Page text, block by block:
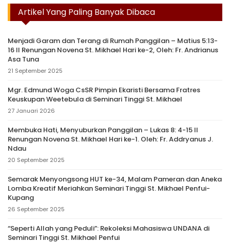
Artikel Yang Paling Banyak Dibaca
Menjadi Garam dan Terang di Rumah Panggilan – Matius 5:13-
16 II Renungan Novena St. Mikhael Hari ke-2, Oleh: Fr. Andrianus
Asa Tuna
21 September 2025
Mgr. Edmund Woga CsSR Pimpin Ekaristi Bersama Fratres
Keuskupan Weetebula di Seminari Tinggi St. Mikhael
27 Januari 2026
Membuka Hati, Menyuburkan Panggilan – Lukas 8: 4-15 II
Renungan Novena St. Mikhael Hari ke-1. Oleh: Fr. Addryanus J.
Ndau
20 September 2025
Semarak Menyongsong HUT ke-34, Malam Pameran dan Aneka
Lomba Kreatif Meriahkan Seminari Tinggi St. Mikhael Penfui-
Kupang
26 September 2025
“Seperti Allah yang Peduli”: Rekoleksi Mahasiswa UNDANA di
Seminari Tinggi St. Mikhael Penfui